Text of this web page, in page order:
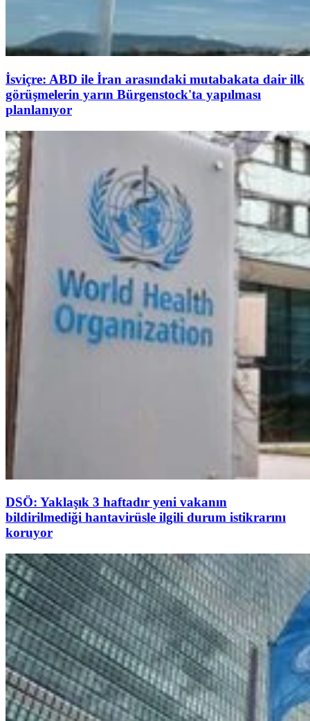
İsviçre: ABD ile İran arasındaki mutabakata dair ilk
görüşmelerin yarın Bürgenstock'ta yapılması
planlanıyor
DSÖ: Yaklaşık 3 haftadır yeni vakanın
bildirilmediği hantavirüsle ilgili durum istikrarını
koruyor